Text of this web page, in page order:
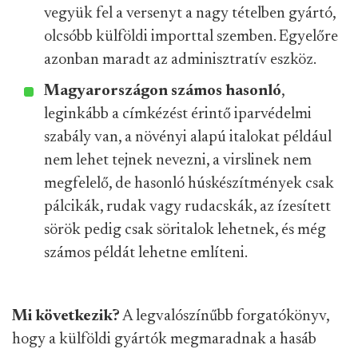
vegyük fel a versenyt a nagy tételben gyártó,
olcsóbb külföldi importtal szemben. Egyelőre
azonban maradt az adminisztratív eszköz.
Magyarországon számos hasonló,
leginkább a címkézést érintő iparvédelmi
szabály van, a növényi alapú italokat például
nem lehet tejnek nevezni, a virslinek nem
megfelelő, de hasonló húskészítmények csak
pálcikák, rudak vagy rudacskák, az ízesített
sörök pedig csak söritalok lehetnek, és még
számos példát lehetne említeni.
Mi következik? A legvalószínűbb forgatókönyv,
hogy a külföldi gyártók megmaradnak a hasáb